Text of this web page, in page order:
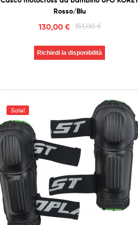
Rosso/Blu
151,00€
130,00€
Richiedi la disponibilità
Sale!